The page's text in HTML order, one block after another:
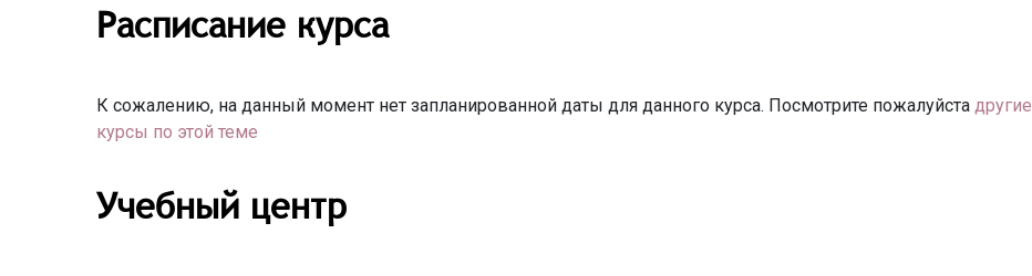
Расписание курса
К сожалению, на данный момент нет запланированной даты для данного курса. Посмотрите пожалуйста другие
курсы по этой теме
Учебный центр